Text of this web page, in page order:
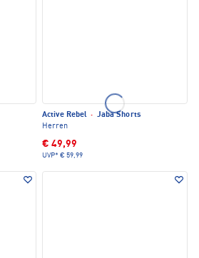
Active Rebel · Jaba Shorts
Herren
€ 49,99
UVP* € 59,99